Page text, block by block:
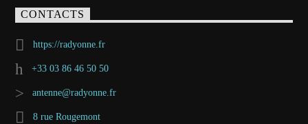
CONTACTS
https://radyonne.fr
+33 03 86 46 50 50
antenne@radyonne.fr
8 rue Rougemont